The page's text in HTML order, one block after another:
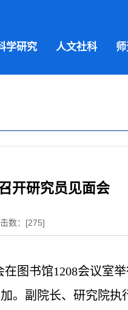
学研究 人文社科
开研究员见面会
数：[275]
在图书馆1208会议室
。 副院长、研究院执